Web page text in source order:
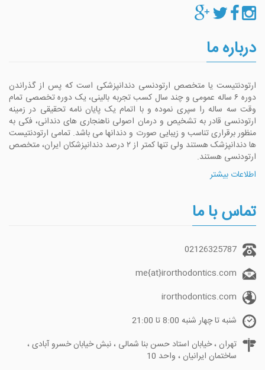
درباره ما
ارتودنتیست یا متخصص ارتودنسی دندانپزشکی است که پس از گذراندن
دوره ۶ ساله عمومی و چند سال کسب تجربه بالینی، یک دوره تخصصی تمام
وقت سه ساله را سپری نموده و با اتمام یک پایان نامه تحقیقی در زمینه
ارتودنسی قادر به تشخیص و درمان اصولی ناهنجاری های دندانی، فکی به
منظور برقراری تناسب و زیبایی صورت و دندانها می باشد. تمامی ارتودنتیست
ها دندانپزشک هستند ولی تنها کمتر از ۲ درصد دندانپزشکان ایران، متخصص
ارتودنسی هستند.
اطلاعات بیشتر
تماس با ما
02126325787
me{at}irorthodontics.com
irorthodontics.com
شنبه تا چهار شنبه 8:00 تا 21:00
تهران ، خیابان استاد حسن بنا شمالی ، نبش خیابان خسرو آبادی ،
ساختمان ایرانیان ، واحد 10